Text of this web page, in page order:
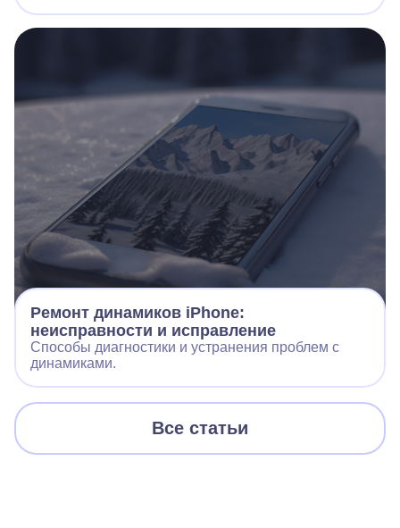
Ремонт динамиков iPhone:
неисправности и исправление
Способы диагностики и устранения проблем с
динамиками.
Все статьи